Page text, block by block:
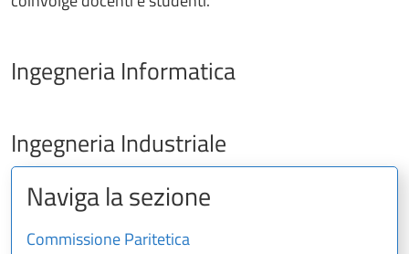
Ingegneria Informatica
Ingegneria Industriale
Naviga la sezione
Commissione Paritetica